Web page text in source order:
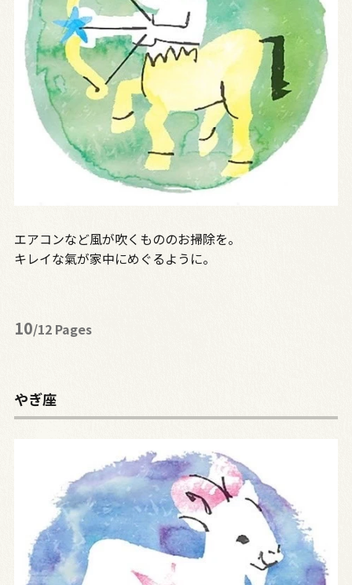
エアコンなど風が吹くもののお掃除を。
キレイな氣が家中にめぐるように。
10/12 Pages
やぎ座